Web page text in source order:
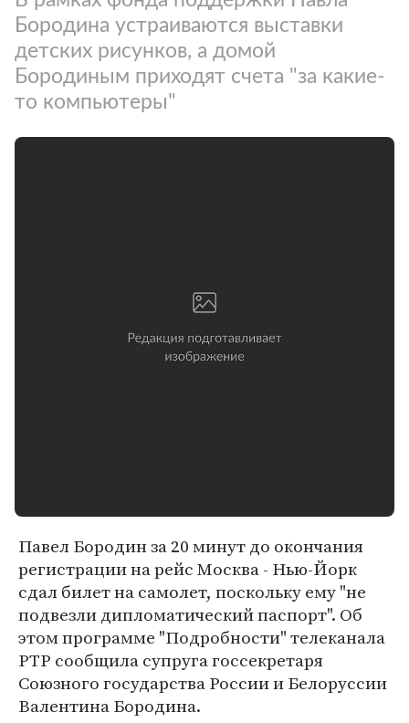
Бородина устраиваются выставки
детских рисунков, а домой
Бородиным приходят счета "за какие-
то компьютеры"
Павел Бородин за 20 минут до окончания
регистрации на рейс Москва - Нью-Йорк
сдал билет на самолет, поскольку ему "не
подвезли дипломатический паспорт". Об
этом программе "Подробности" телеканала
РТР сообщила супруга госсекретаря
Союзного государства России и Белоруссии
Валентина Бородина.